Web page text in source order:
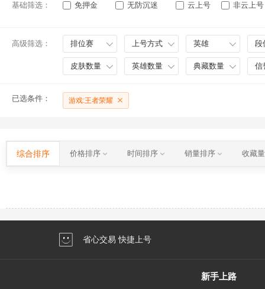
基础筛选： 免押金 无防沉迷 云上号 非云上号
高级筛选： 排位赛 上号方式 英雄 段
皮肤数量 英雄数量 典藏数量 信
已选条件： 游戏:王者荣耀
综合排序 价格排序 时间排序 销量排序 收藏
省心交易 快捷上号
新手上路